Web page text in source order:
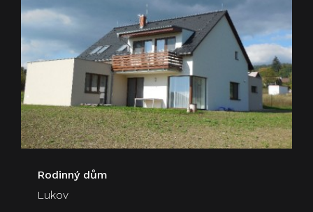
Rodinný dům
Lukov